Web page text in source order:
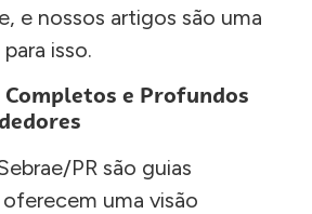
e nossos artigos são uma
isso.
Completos e Profundos
PR são guias
uma visão